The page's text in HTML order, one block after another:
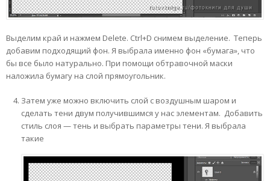
Выделим край и нажмем Delete. Ctrl+D снимем выделение. Теперь
добавим подходящий фон. Я выбрала именно фон «бумага», что
бы все было натурально. При помощи обтравочной маски
наложила бумагу на слой прямоугольник.
Затем уже можно включить слой с воздушным шаром и
сделать тени двум получившимся у нас элементам. Добавить
стиль слоя — тень и выбрать параметры тени. Я выбрала
такие